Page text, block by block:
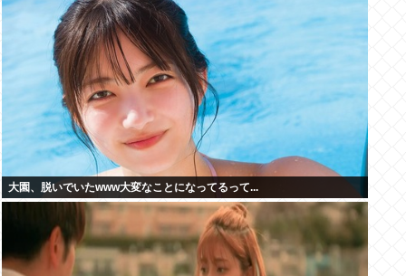
大園、脱いでいたwww大変なことになってるって...